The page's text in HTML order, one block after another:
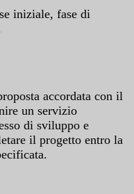
iniziale, fase di
accordata con il
un servizio
di sviluppo e
il progetto entro la